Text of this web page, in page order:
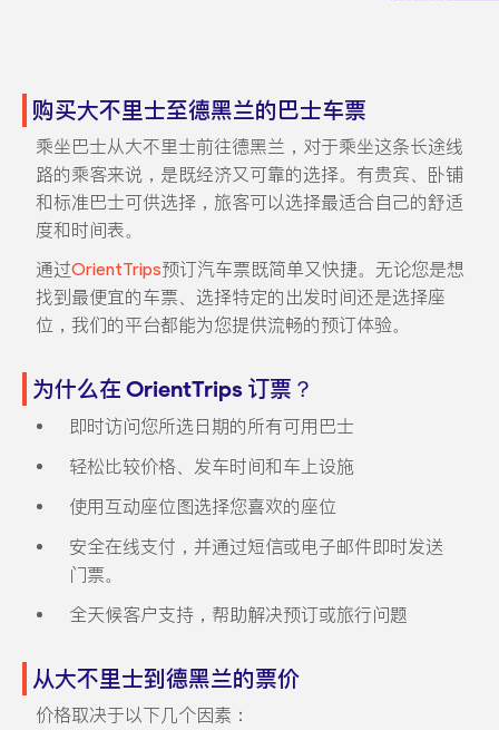
购买大不里士至德黑兰的巴士车票
乘坐巴士从大不里士前往德黑兰，对于乘坐这条长途线
路的乘客来说，是既经济又可靠的选择。有贵宾、卧铺
和标准巴士可供选择，旅客可以选择最适合自己的舒适
度和时间表。
通过OrientTrips预订汽车票既简单又快捷。无论您是想
找到最便宜的车票、选择特定的出发时间还是选择座
位，我们的平台都能为您提供流畅的预订体验。
为什么在 OrientTrips 订票？
即时访问您所选日期的所有可用巴士
轻松比较价格、发车时间和车上设施
使用互动座位图选择您喜欢的座位
安全在线支付，并通过短信或电子邮件即时发送
门票。
全天候客户支持，帮助解决预订或旅行问题
从大不里士到德黑兰的票价
价格取决于以下几个因素：